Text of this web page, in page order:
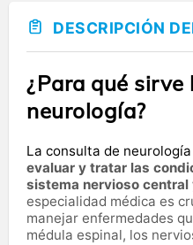
DESCRIPCIÓN
¿Para qué sirve
neurología?
La consulta de
evaluar y tratar las
sistema nervioso
especialidad médica es
manejar enfermedades
médula espinal, los